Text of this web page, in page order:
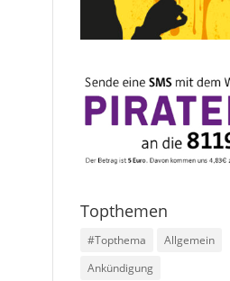
Topthemen
#Topthema
Allgemein
Ankündigung